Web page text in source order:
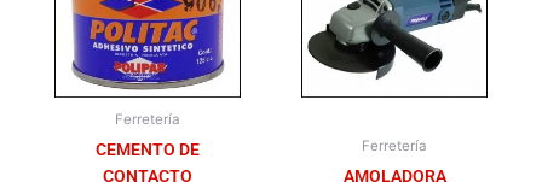
Ferretería
CEMENTO DE
CONTACTO
Ferretería
AMOLADORA